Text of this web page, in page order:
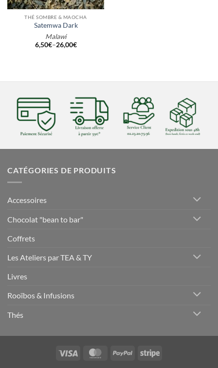
THÉ SOMBRE & MAOCHA
Satemwa Dark
Malawi
6,50€–26,00€
CATÉGORIES DE PRODUITS
Accessoires
Chocolat "bean to bar"
Coffrets
Les Ateliers par TEA & TY
Livres
Rooïbos & Infusions
Thés
Visa MasterCardPayPal Stripe